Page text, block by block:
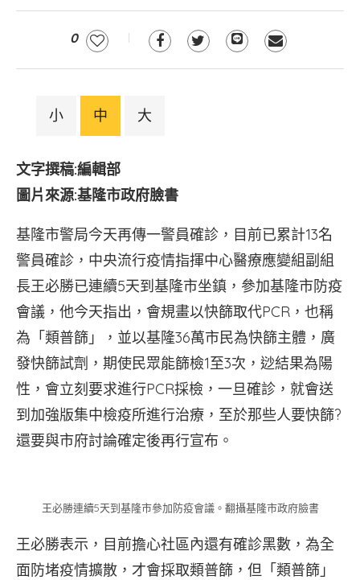
0
小 中 大
文字撰稿:編輯部
圖片來源:基隆市政府臉書
基隆市警局今天再傳一警員確診，目前已累計13名
警員確診，中央流行疫情指揮中心醫療應變組副組
長王必勝已連續5天到基隆市坐鎮，參加基隆市防疫
會議，他今天指出，會規畫以快篩取代PCR，也稱
為「類普篩」，並以基隆36萬市民為快篩主體，廣
發快篩試劑，期使民眾能篩檢1至3次，逤結果為陽
性，會立刻要求進行PCR採檢，一旦確診，就會送
到加強版集中檢疫所進行治療，至於那些人要快篩?
還要與市府討論確定後再行宣布。
王必勝連續5天到基隆市參加防疫會議。翻攝基隆市政府臉書
王必勝表示，目前擔心社區內還有確診黑數，為全
面防堵疫情擴散，才會採取類普篩，但「類普篩」